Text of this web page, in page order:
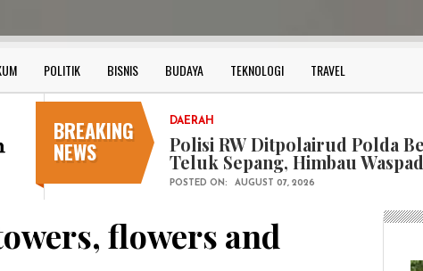
POLITIK BISNIS BUDAYA TEKNOLOGI TRAVEL
BREAKING
NEWS
HUKUM
Bersama Forkopimda Kota
Bagikan Bendera Merah Putih
POSTED ON: AUGUST 07, 2026
flowers and